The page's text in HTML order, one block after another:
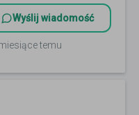
Wyślij wiadomość
temu